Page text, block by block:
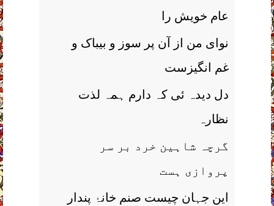
عام خویش را
نوای من از آن پر سوز و بیباک و
غم انگیزست
دل دیدہ ئی کہ دارم ہمہ لذت
نظارہ
گرچہ شاہین خرد بر سر
پروازی ہست
این جہان چیست صنم خانۂ پندار